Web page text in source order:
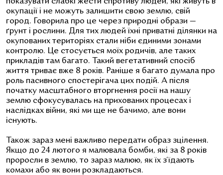
окупації і не можуть залишити свою землю, свій
город. Говорила про це через природні образи —
ґрунт і рослини. Для тих людей їхні приватні ділянки на
окупованих територіях стали ніби єдиними зонами
контролю. Це стосується моїх родичів, але таких
прикладів там багато. Такий вегетативний спосіб
життя триває вже 8 років. Раніше я багато думала про
роль пасивного спостерігача цих подій. А після
початку масштабного вторгнення росії на нашу
землю сфокусувалась на прихованих процесах і
наслідках війни, які ми ще не бачимо, але вони
існують.
Також зараз мені важливо передати образ зцілення.
Якщо до 24 лютого я малювала бомби, які за 8 років
проросли в землю, то зараз малюю, як їх з‘їдають
комахи або як вони розкладаються.